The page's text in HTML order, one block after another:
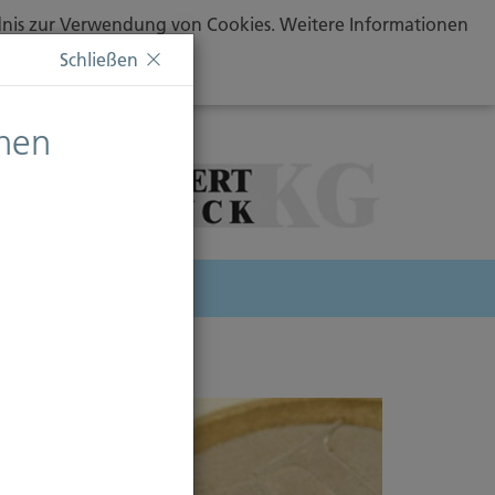
zur Verwendung von Cookies. Weitere Informationen
Schließen